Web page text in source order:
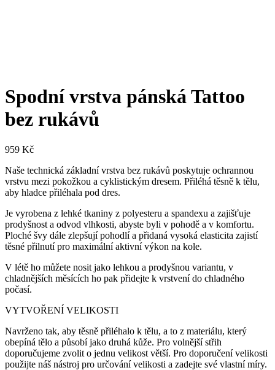
Spodní vrstva pánská Tattoo
bez rukávů
959 Kč
Naše technická základní vrstva bez rukávů poskytuje ochrannou
vrstvu mezi pokožkou a cyklistickým dresem. Přiléhá těsně k tělu,
aby hladce přiléhala pod dres.
Je vyrobena z lehké tkaniny z polyesteru a spandexu a zajišťuje
prodyšnost a odvod vlhkosti, abyste byli v pohodě a v komfortu.
Ploché švy dále zlepšují pohodlí a přidaná vysoká elasticita zajistí
těsné přilnutí pro maximální aktivní výkon na kole.
V létě ho můžete nosit jako lehkou a prodyšnou variantu, v
chladnějších měsících ho pak přidejte k vrstvení do chladného
počasí.
VYTVOŘENÍ VELIKOSTI
Navrženo tak, aby těsně přiléhalo k tělu, a to z materiálu, který
obepíná tělo a působí jako druhá kůže. Pro volnější střih
doporučujeme zvolit o jednu velikost větší. Pro doporučení velikosti
použijte náš nástroj pro určování velikosti a zadejte své vlastní míry.